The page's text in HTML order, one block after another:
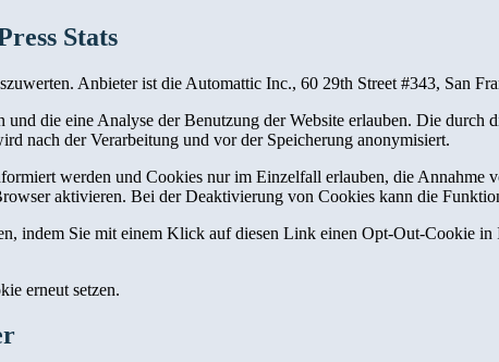
Stats
Anbieter ist die Automattic Inc., 60 29th Street #343, San
die eine Analyse der Benutzung der Website erlauben. Die
nach der Verarbeitung und vor der Speicherung anonymisiert.
werden und Cookies nur im Einzelfall erlauben, die Annahme
aktivieren. Bei der Deaktivierung von Cookies kann die
indem Sie mit einem Klick auf diesen Link einen Opt-Out-Cookie in
erneut setzen.